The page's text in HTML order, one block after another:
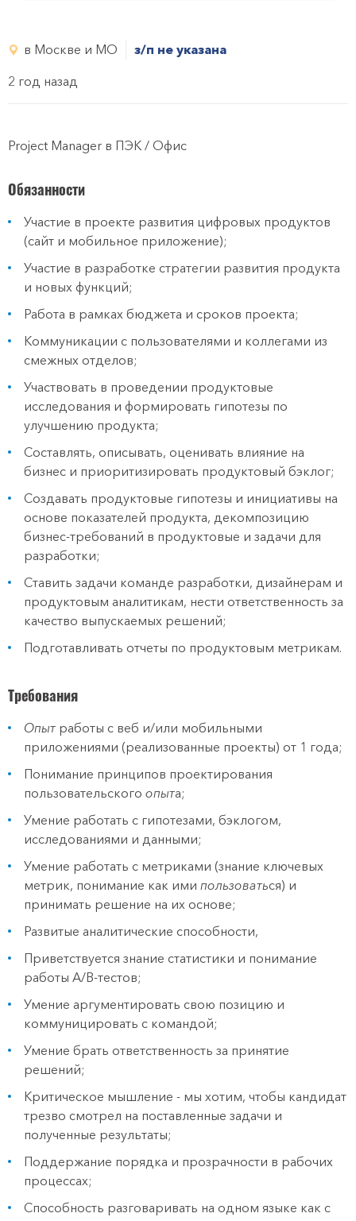
в Москве и МО
з/п не указана
2 год назад
Project Manager в ПЭК / Офис
Обязанности
Участие в проекте развития цифровых продуктов
(сайт и мобильное приложение);
Участие в разработке стратегии развития продукта
и новых функций;
Работа в рамках бюджета и сроков проекта;
Коммуникации с пользователями и коллегами из
смежных отделов;
Участвовать в проведении продуктовые
исследования и формировать гипотезы по
улучшению продукта;
Составлять, описывать, оценивать влияние на
бизнес и приоритизировать продуктовый бэклог;
Создавать продуктовые гипотезы и инициативы на
основе показателей продукта, декомпозицию
бизнес-требований в продуктовые и задачи для
разработки;
Ставить задачи команде разработки, дизайнерам и
продуктовым аналитикам, нести ответственность за
качество выпускаемых решений;
Подготавливать отчеты по продуктовым метрикам.
Требования
Опыт работы с веб и/или мобильными
приложениями (реализованные проекты) от 1 года;
Понимание принципов проектирования
пользовательского опыта;
Умение работать с гипотезами, бэклогом,
исследованиями и данными;
Умение работать с метриками (знание ключевых
метрик, понимание как ими пользоваться) и
принимать решение на их основе;
Развитые аналитические способности,
Приветствуется знание статистики и понимание
работы А/В-тестов;
Умение аргументировать свою позицию и
коммуницировать с командой;
Умение брать ответственность за принятие
решений;
Критическое мышление - мы хотим, чтобы кандидат
трезво смотрел на поставленные задачи и
полученные результаты;
Поддержание порядка и прозрачности в рабочих
процессах;
Способность разговаривать на одном языке как с